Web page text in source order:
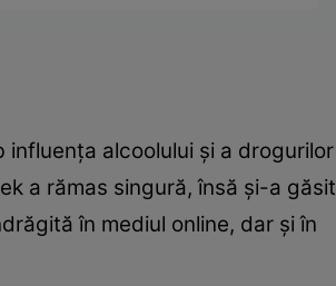
influența alcoolului și a drogurilor
a rămas singură, însă și-a găsit
în mediul online, dar și în